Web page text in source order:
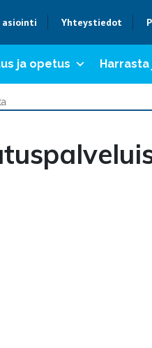
asiointi Yhteystiedot
ja opetus Harrasta